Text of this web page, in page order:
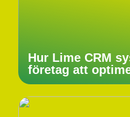
Hur Lime CRM
företag att